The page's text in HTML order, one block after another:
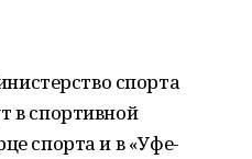
спорта
в спортивной
спорта и в «Уфе-